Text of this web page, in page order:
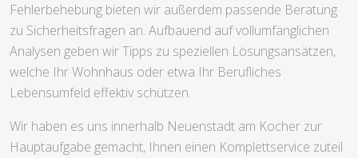
Fehlerbehebung bieten wir außerdem passende Beratung
zu Sicherheitsfragen an. Aufbauend auf vollumfänglichen
Analysen geben wir Tipps zu speziellen Lösungsansätzen,
welche Ihr Wohnhaus oder etwa Ihr Berufliches
Lebensumfeld effektiv schützen.
Wir haben es uns innerhalb Neuenstadt am Kocher zur
Hauptaufgabe gemacht, Ihnen einen Komplettservice zuteil